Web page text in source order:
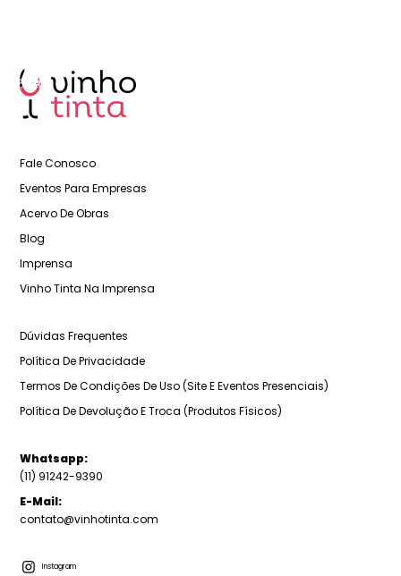
Fale Conosco
Eventos Para Empresas
Acervo De Obras
Blog
Imprensa
Vinho Tinta Na Imprensa
Dúvidas Frequentes
Política De Privacidade
Termos De Condições De Uso (Site E Eventos Presenciais)
Política De Devolução E Troca (Produtos Físicos)
Whatsapp:
(11) 91242-9390
E-Mail:
contato@vinhotinta.com
Instagram